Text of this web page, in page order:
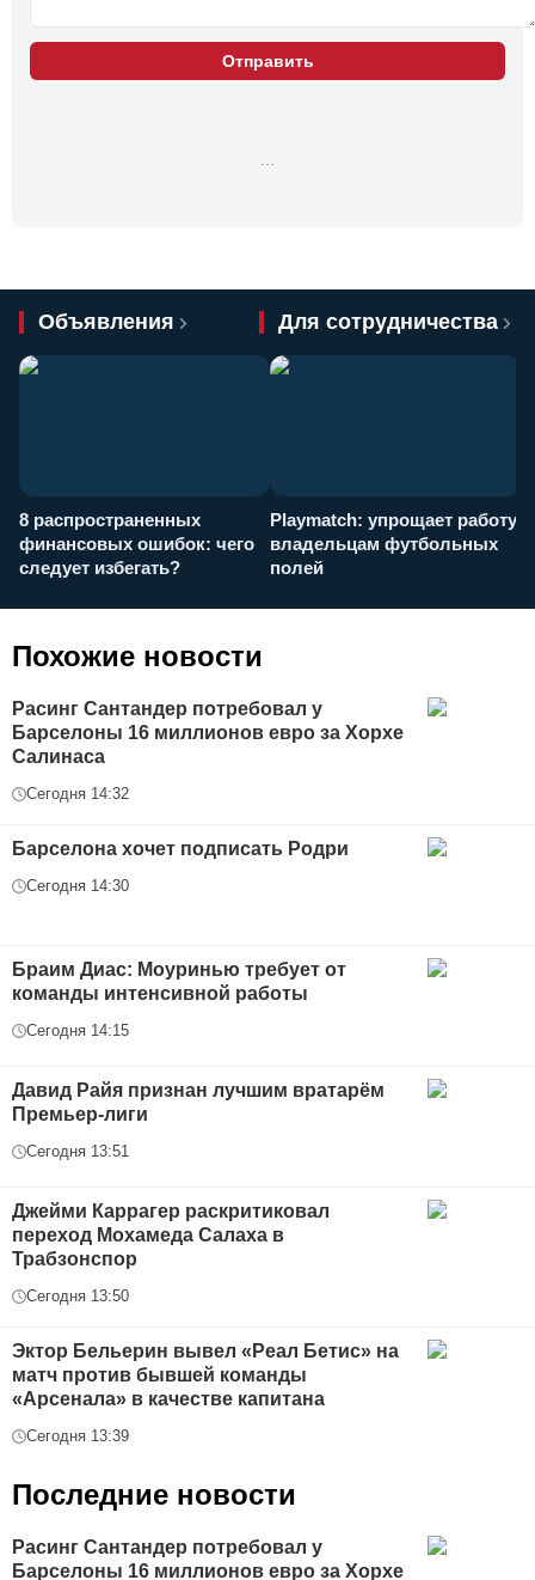
Отправить
…
Объявления Для сотрудничества
8 распространенных
финансовых ошибок: чего
следует избегать?
Playmatch: упрощает работу
владельцам футбольных
полей
Похожие новости
Расинг Сантандер потребовал у
Барселоны 16 миллионов евро за Хорхе
Салинаса
Сегодня 14:32
Барселона хочет подписать Родри
Сегодня 14:30
Браим Диас: Моуринью требует от
команды интенсивной работы
Сегодня 14:15
Давид Райя признан лучшим вратарём
Премьер-лиги
Сегодня 13:51
Джейми Каррагер раскритиковал
переход Мохамеда Салаха в
Трабзонспор
Сегодня 13:50
Эктор Бельерин вывел «Реал Бетис» на
матч против бывшей команды
«Арсенала» в качестве капитана
Сегодня 13:39
Последние новости
Расинг Сантандер потребовал у
Барселоны 16 миллионов евро за Хорхе